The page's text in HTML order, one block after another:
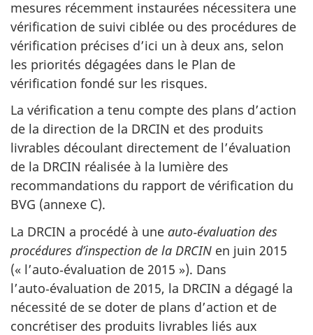
mesures récemment instaurées nécessitera une
vérification de suivi ciblée ou des procédures de
vérification précises d’ici un à deux ans, selon
les priorités dégagées dans le Plan de
vérification fondé sur les risques.
La vérification a tenu compte des plans d’action
de la direction de la DRCIN et des produits
livrables découlant directement de l’évaluation
de la DRCIN réalisée à la lumière des
recommandations du rapport de vérification du
BVG (annexe C).
La DRCIN a procédé à une auto‑évaluation des
procédures d’inspection de la DRCIN en juin 2015
(« l’auto‑évaluation de 2015 »). Dans
l’auto‑évaluation de 2015, la DRCIN a dégagé la
nécessité de se doter de plans d’action et de
concrétiser des produits livrables liés aux